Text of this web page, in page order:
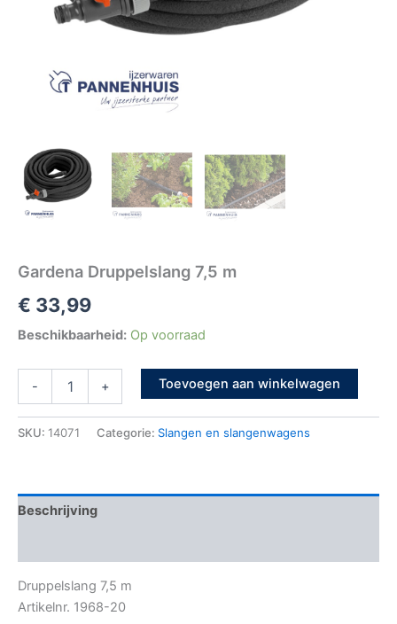
Gardena Druppelslang 7,5 m
€ 33,99
Beschikbaarheid: Op voorraad
- + Toevoegen aan winkelwagen
SKU: 14071 Categorie: Slangen en slangenwagens
Beschrijving
Druppelslang 7,5 m
Artikelnr. 1968-20